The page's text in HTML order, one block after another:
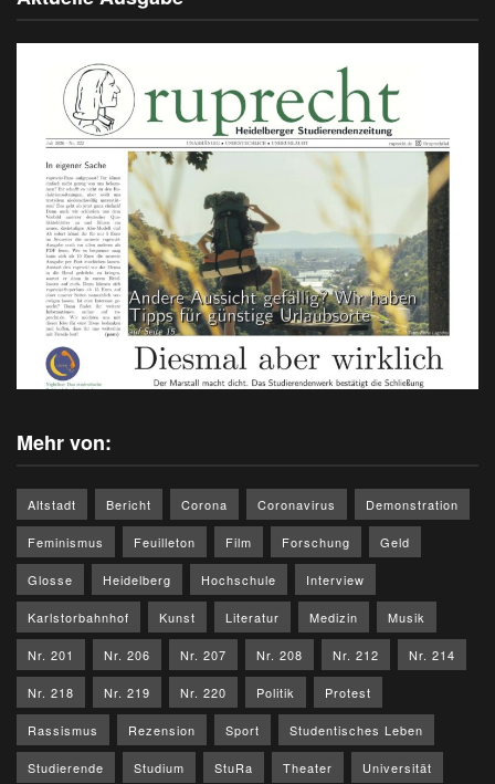
Mehr von:
Altstadt Bericht Corona Coronavirus Demonstration
Feminismus Feuilleton Film Forschung Geld
Glosse Heidelberg Hochschule Interview
Karlstorbahnhof Kunst Literatur Medizin Musik
Nr. 201 Nr. 206 Nr. 207 Nr. 208 Nr. 212 Nr. 214
Nr. 218 Nr. 219 Nr. 220 Politik Protest
Rassismus Rezension Sport Studentisches Leben
Studierende Studium StuRa Theater Universität